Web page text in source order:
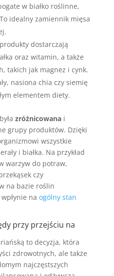
w białko roślinne,
idealny zamiennik mięsa
dostarczają
oraz witamin, a także
takich jak magnez i cynk.
nasiona chia czy siemię
elementem diety.
zróżnicowanai
grupy produktów. Dzięki
wszystkie
i białka. Na przykład
warzyw do potraw,
czy
na bazie roślin
na ogólny stan
przy przejściu na
to decyzja, która
zdrowotnych, ale także
najczęstszych